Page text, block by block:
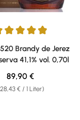
5 SternenBewertung
Brandy de Jerez
41,1% vol. 0,70l
€ / 1 Liter)
Regulärer Preis:
89,90 €